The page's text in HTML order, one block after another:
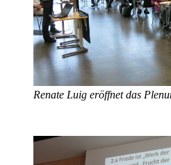
Renate Luig eröffnet das